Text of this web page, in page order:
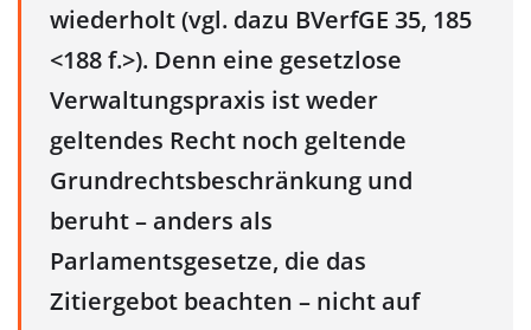
wiederholt (vgl. dazu BVerfGE 35, 185
<188 f.>). Denn eine gesetzlose
Verwaltungspraxis ist weder
geltendes Recht noch geltende
Grundrechtsbeschränkung und
beruht – anders als
Parlamentsgesetze, die das
Zitiergebot beachten – nicht auf